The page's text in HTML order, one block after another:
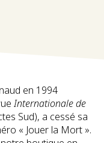
en 1994
Internationale de
Sud), a cessé sa
« Jouer la Mort ».